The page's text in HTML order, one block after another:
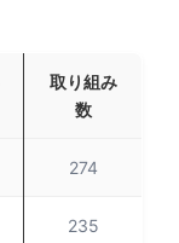
取り組み
数
274
235